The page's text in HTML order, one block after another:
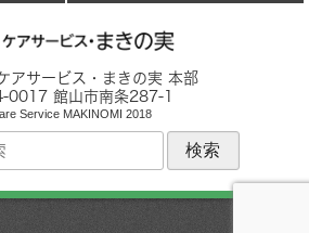
アサービス・まきの実 本部
0017 館山市南条287-1
Service MAKINOMI 2018
サ
ト
検